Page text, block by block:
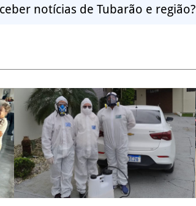
notícias de Tubarão e região?